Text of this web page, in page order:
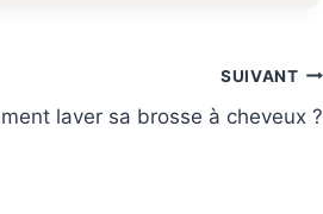
SUIVANT
laver sa brosse à cheveux ?